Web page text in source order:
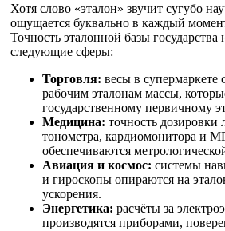
Хотя слово «эталон» звучит сугубо
ощущается буквально в каждый
Точность эталонной базы
следующие сферы:
Торговля: весы в супермаркете
рабочим эталонам массы,
государственному первичному
Медицина: точность дозировки
тонометра, кардиомонитора и
обеспечиваются
Авиация и космос: системы
и гироскопы опираются на
ускорения.
Энергетика: расчёты за
производятся приборами,